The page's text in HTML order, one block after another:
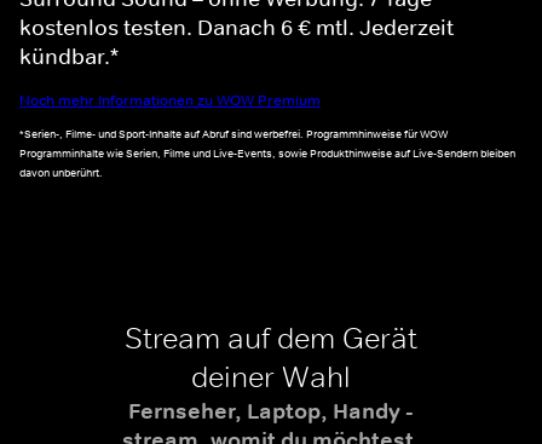
kostenlos testen. Danach 6 € mtl. Jederzeit
kündbar.*
Noch mehr Informationen zu WOW Premium
*Serien-, Filme- und Sport-Inhalte auf Abruf sind werbefrei. Programmhinweise für WOW
Programminhalte wie Serien, Filme und Live-Events, sowie Produkthinweise auf Live-Sendern bleiben
davon unberührt.
Stream auf dem Gerät
deiner Wahl
Fernseher, Laptop, Handy -